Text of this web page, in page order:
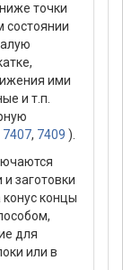
точки
состоянии
ими
и т.п.
7407, 7409 ).
заготовки
концы
для
или в